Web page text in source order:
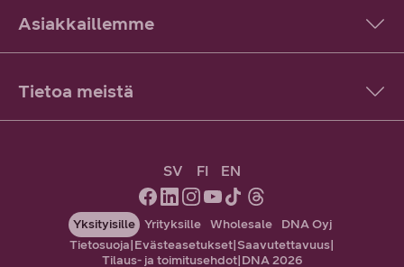
Asiakkaillemme
Tietoa meistä
SV FI EN
Yksityisille Yrityksille Wholesale
DNA Oyj
Tietosuoja|Evästeasetukset|Saavutettavuus|
Tilaus- ja toimitusehdot|DNA 2026